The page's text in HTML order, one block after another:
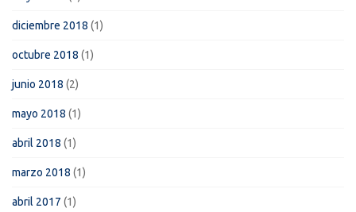
diciembre 2018 (1)
octubre 2018 (1)
junio 2018 (2)
mayo 2018 (1)
abril 2018 (1)
marzo 2018 (1)
abril 2017 (1)